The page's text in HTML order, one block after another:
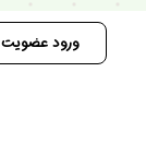
ورود عضویت